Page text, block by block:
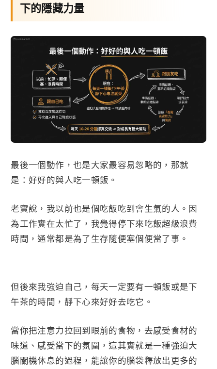
下的隱藏力量
最後一個動作，也是大家最容易忽略的，那就
是：好好的與人吃一頓飯。
老實說，我以前也是個吃飯吃到會生氣的人。因
為工作實在太忙了，我覺得停下來吃飯超級浪費
時間，通常都是為了生存隨便塞個便當了事。
但後來我強迫自己，每天一定要有一頓飯或是下
午茶的時間，靜下心來好好去吃它。
當你把注意力拉回到眼前的食物，去感受食材的
味道、感受當下的氛圍，這其實就是一種強迫大
腦關機休息的過程，能讓你的腦袋釋放出更多的